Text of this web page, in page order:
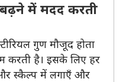
में मदद करती
गुण मौजूद होता
है। इसके लिए हर
स्कैल्प में लगाएँ और